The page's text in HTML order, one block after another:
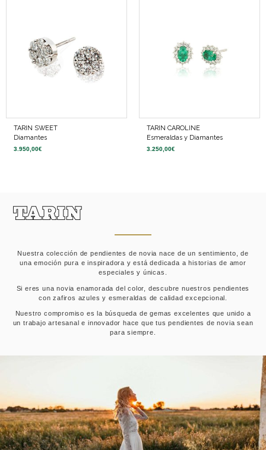
TARIN SWEET
Diamantes
3.950,00€
TARIN CAROLINE
Esmeraldas y Diamantes
3.250,00€
Nuestra colección de pendientes de novia nace de un sentimiento, de
una emoción pura e inspiradora y está dedicada a historias de amor
especiales y únicas.
Si eres una novia enamorada del color, descubre nuestros pendientes
con zafiros azules y esmeraldas de calidad excepcional.
Nuestro compromiso es la búsqueda de gemas excelentes que unido a
un trabajo artesanal e innovador hace que tus pendientes de novia sean
para siempre.